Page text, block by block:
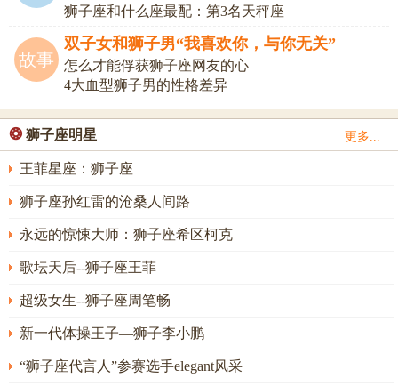
狮子座和什么座最配：第3名天秤座
故事
双子女和狮子男“我喜欢你，与你无关”
怎么才能俘获狮子座网友的心
4大血型狮子男的性格差异
❂ 狮子座明星 更多...
王菲星座：狮子座
狮子座孙红雷的沧桑人间路
永远的惊悚大师：狮子座希区柯克
歌坛天后--狮子座王菲
超级女生--狮子座周笔畅
新一代体操王子—狮子李小鹏
“狮子座代言人”参赛选手elegant风采